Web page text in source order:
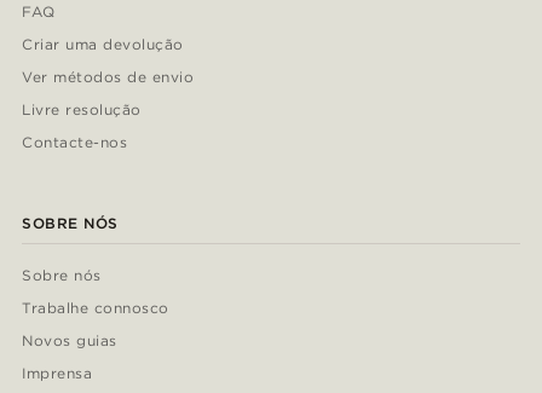
FAQ
Criar uma devolução
Ver métodos de envio
Livre resolução
Contacte-nos
SOBRE NÓS
Sobre nós
Trabalhe connosco
Novos guias
Imprensa